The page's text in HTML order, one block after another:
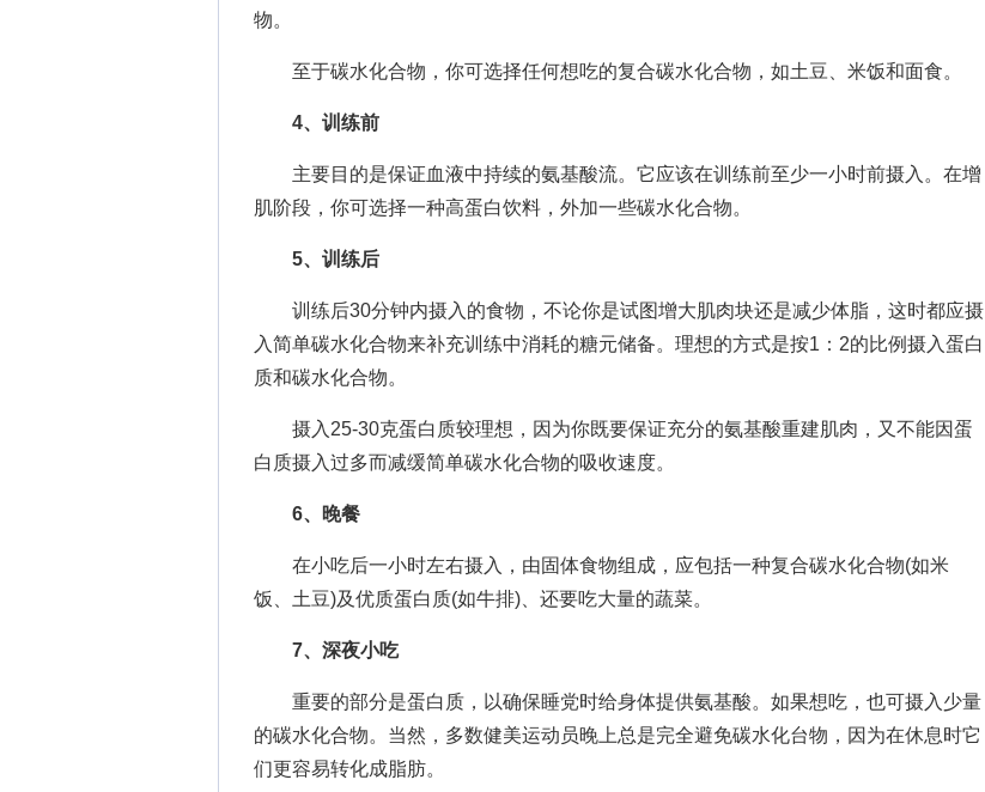
物。
至于碳水化合物，你可选择任何想吃的复合碳水化合物，如土豆、米饭和面食。
4、训练前
主要目的是保证血液中持续的氨基酸流。它应该在训练前至少一小时前摄入。在增
肌阶段，你可选择一种高蛋白饮料，外加一些碳水化合物。
5、训练后
训练后30分钟内摄入的食物，不论你是试图增大肌肉块还是减少体脂，这时都应摄
入简单碳水化合物来补充训练中消耗的糖元储备。理想的方式是按1：2的比例摄入蛋白
质和碳水化合物。
摄入25-30克蛋白质较理想，因为你既要保证充分的氨基酸重建肌肉，又不能因蛋
白质摄入过多而减缓简单碳水化合物的吸收速度。
6、晚餐
在小吃后一小时左右摄入，由固体食物组成，应包括一种复合碳水化合物(如米
饭、土豆)及优质蛋白质(如牛排)、还要吃大量的蔬菜。
7、深夜小吃
重要的部分是蛋白质，以确保睡党时给身体提供氨基酸。如果想吃，也可摄入少量
的碳水化合物。当然，多数健美运动员晚上总是完全避免碳水化台物，因为在休息时它
们更容易转化成脂肪。